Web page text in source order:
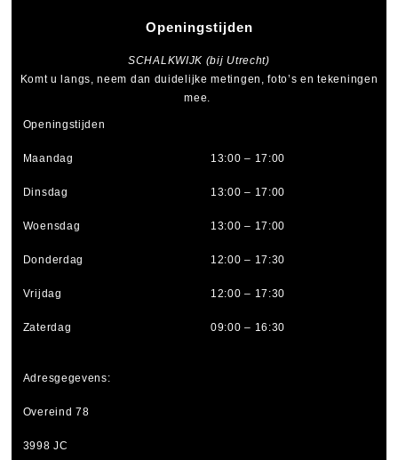
Openingstijden
SCHALKWIJK (bij Utrecht)
Komt u langs, neem dan duidelijke metingen, foto’s en tekeningen
mee.
Openingstijden
Maandag 13:00 – 17:00
Dinsdag 13:00 – 17:00
Woensdag 13:00 – 17:00
Donderdag 12:00 – 17:30
Vrijdag 12:00 – 17:30
Zaterdag 09:00 – 16:30
Adresgegevens:
Overeind 78
3998 JC